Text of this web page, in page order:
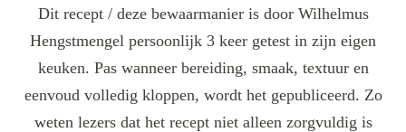
Dit recept / deze bewaarmanier is door Wilhelmus
Hengstmengel persoonlijk 3 keer getest in zijn eigen
keuken. Pas wanneer bereiding, smaak, textuur en
eenvoud volledig kloppen, wordt het gepubliceerd. Zo
weten lezers dat het recept niet alleen zorgvuldig is